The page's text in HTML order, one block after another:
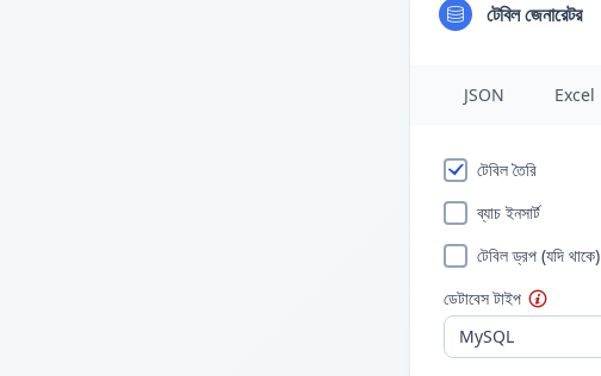
টেবিল জেনারেটর
JSON Excel
টেবিল তৈরি
ব্যাচ ইনসার্ট
টেবিল ড্রপ (যদি থাকে)
ডেটাবেস টাইপ